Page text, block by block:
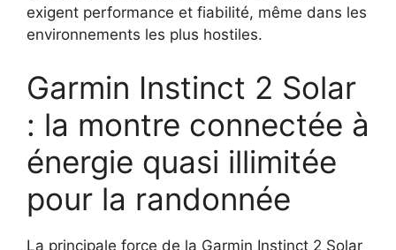
exigent performance et fiabilité, même dans les
environnements les plus hostiles.
Garmin Instinct 2 Solar
: la montre connectée à
énergie quasi illimitée
pour la randonnée
La principale force de la Garmin Instinct 2 Solar